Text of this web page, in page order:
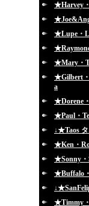
★Harvey
★Lupe・
★Mary・
★Gilbert
a
★Dorene
★Paul・
↓★Taos
★Ken・
★Sonny・
★Buffalo
★Timmy